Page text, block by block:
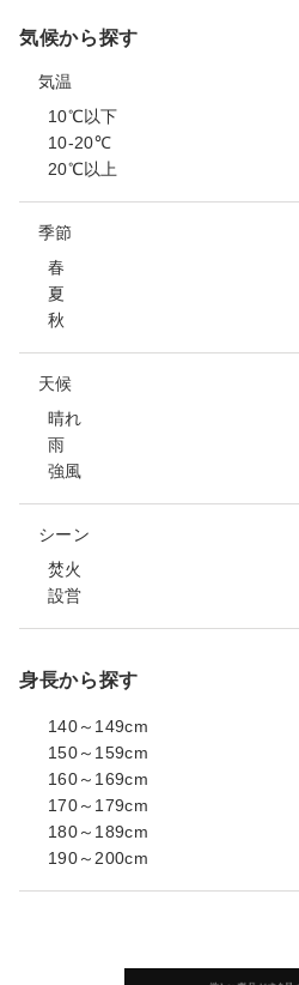
気候から探す
気温
10℃以下
10-20℃
20℃以上
季節
春
夏
秋
天候
晴れ
雨
強風
シーン
焚火
設営
身長から探す
140～149cm
150～159cm
160～169cm
170～179cm
180～189cm
190～200cm